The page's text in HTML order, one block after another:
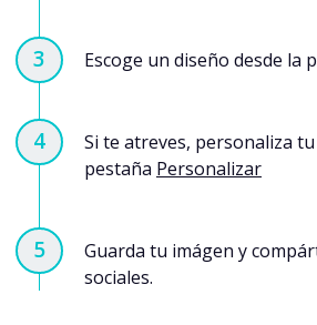
Escoge un diseño desde la
Si te atreves, personaliza
pestaña Personalizar
Guarda tu imágen y
sociales.